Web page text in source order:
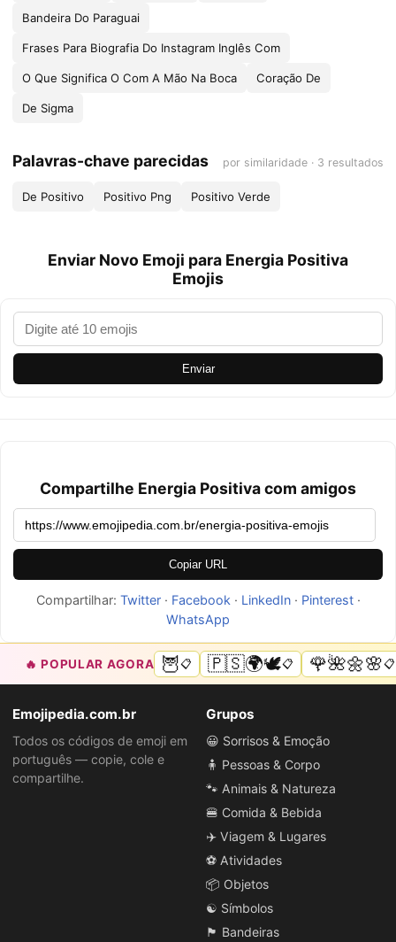
Bandeira Do Paraguai
Frases Para Biografia Do Instagram Inglês Com
O Que Significa O Com A Mão Na Boca Coração De
De Sigma
Palavras-chave parecidas por similaridade · 3 resultados
De Positivo Positivo Png Positivo Verde
Enviar Novo Emoji para Energia Positiva
Emojis
Enviar
Compartilhe Energia Positiva com amigos
Copiar URL
Compartilhar: Twitter· Facebook · LinkedIn· Pinterest·
WhatsApp
🔥 POPULAR AGORA 🦉📋 🇵🇸🌍🕊️📋 🌹🌺🌼🌸📋
Emojipedia.com.br
Todos os códigos de emoji em
português — copie, cole e
compartilhe.
Grupos
😀 Sorrisos & Emoção
🧍 Pessoas & Corpo
🐾 Animais & Natureza
🍔 Comida & Bebida
✈️ Viagem & Lugares
⚽ Atividades
📦 Objetos
☯️ Símbolos
🏴 Bandeiras